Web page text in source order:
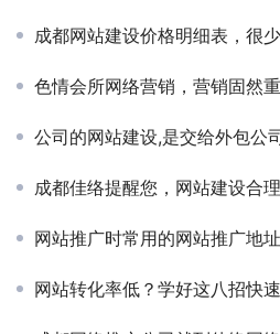
成都网站建设价格明细表，很
色情会所网络营销，营销固然重
公司的网站建设,是交给外包公
成都佳络提醒您，网站建设合
网站推广时常用的网站推广地
网站转化率低？学好这八招快